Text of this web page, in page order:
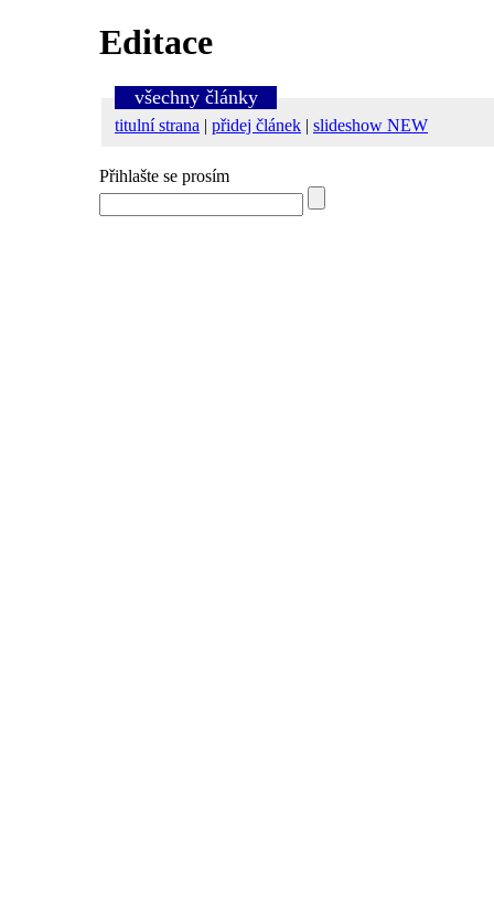
Editace
všechny články
titulní strana | přidej článek | slideshow NEW
Přihlašte se prosím